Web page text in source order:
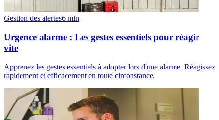
Gestion des alertes6 min
Urgence alarme : Les gestes essentiels pour réagir
vite
Apprenez les gestes essentiels à adopter lors d'une alarme. Réagissez
rapidement et efficacement en toute circonstance.